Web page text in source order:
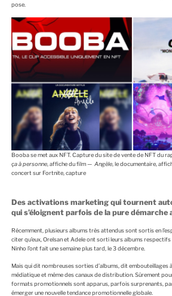
pose.
Booba se met aux NFT. Capture du site de vente de NFT du
ça à personne , affiche du film — Angèle , le documentaire,
concert sur Fortnite, capture
Des activations marketing qui tournent
qui s’éloignent parfois de la pure
Récemment, plusieurs albums très attendus sont sortis en
citer qu’eux, Orelsan et Adele ont sorti leurs albums
Ninho l’ont fait une semaine plus tard, le 3 décembre.
Mais qui dit nombreuses sorties d’albums, dit embouteillages
médiatique et même des canaux de distribution. Sûrement
formats promotionnels sont apparus, parfois surprenants,
émerger une nouvelle tendance promotionnelle globale.